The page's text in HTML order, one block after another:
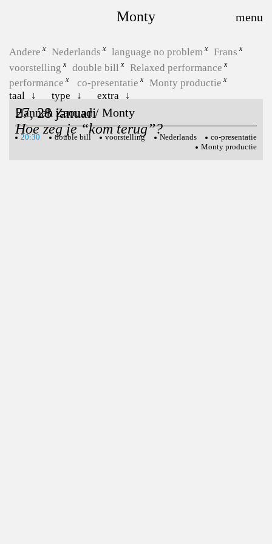
Monty
Andere Nederlands language no problem
Frans
voorstelling
double bill
Relaxed performance
performance
co-presentatie
Monty productie
taal
type extra
27, 28 januari
Hoe zeg je “kom terug”?
Hannah Zaouad / Monty
20:30 double bill voorstelling Nederlands
co-presentatie
Monty productie